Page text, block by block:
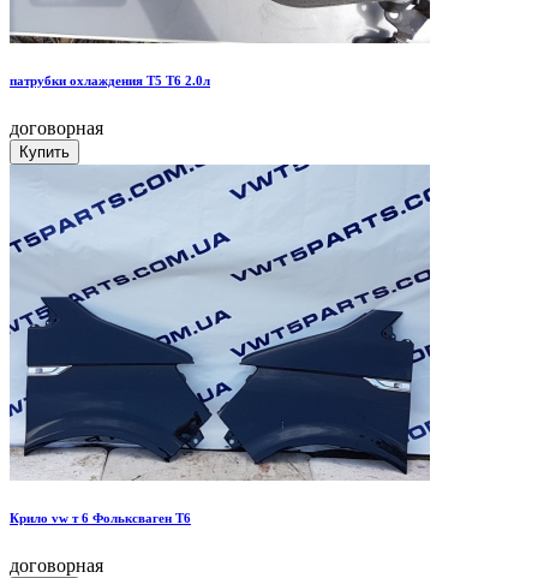
патрубки охлаждения Т5 Т6 2.0л
договорная
Крило vw т 6 Фольксваген Т6
договорная